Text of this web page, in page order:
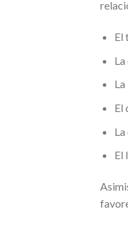
El
El
El